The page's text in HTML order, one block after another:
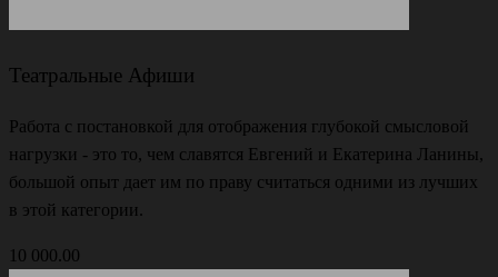
Театральные Афиши
Работа с постановкой для отображения глубокой смысловой
нагрузки - это то, чем славятся Евгений и Екатерина Ланины,
большой опыт дает им по праву считаться одними из лучших
в этой категории.
10 000.00